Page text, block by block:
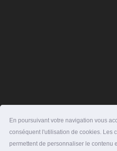
En poursuivant votre navigation vous
conséquent l'utilisation de cookies. Les
permettent de personnaliser le contenu